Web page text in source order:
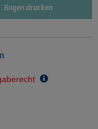
Bogen drucken